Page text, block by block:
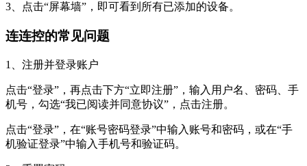
3、点击“屏幕墙”，即可看到所有已添加的设备。
连连控的常见问题
1、注册并登录账户
点击“登录”，再点击下方“立即注册”，输入用户名、密码、手
机号，勾选“我已阅读并同意协议”，点击注册。
点击“登录”，在“账号密码登录”中输入账号和密码，或在“手
机验证登录”中输入手机号和验证码。